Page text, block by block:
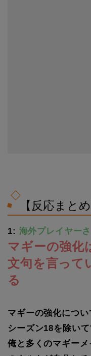
【反応まとめ
1: 海外プレイヤー
マギーの強化
文句を言って
る
マギーの強化につい
シーズン18を除い
俺と多くのマギー